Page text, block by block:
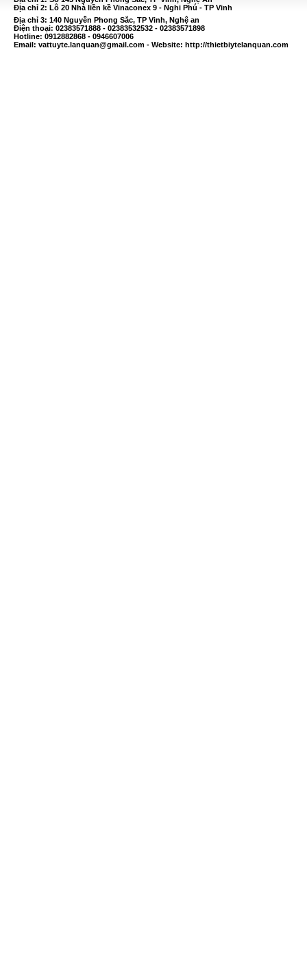
Địa chỉ 2: Lô 20 Nhà liền kề Vinaconex 9 - Nghi Phú - TP Vinh
Địa chỉ 3: 140 Nguyễn Phong Sắc, TP Vinh, Nghệ an
Điện thoại: 02383571888 - 02383532532 - 02383571898
Hotline: 0912882868 - 0946607006
Email: vattuyte.lanquan@gmail.com - Website: http://thietbiytelanquan.com